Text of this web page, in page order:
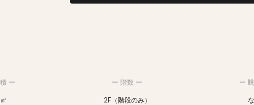
ー ー 階数 ー
2F（階段のみ）
ー